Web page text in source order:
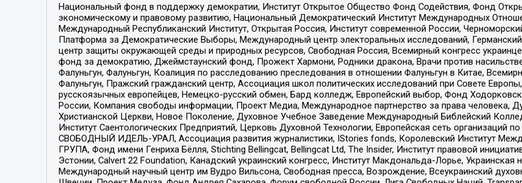
Национальный фонд в поддержку демократии, Институт Открытое Общество Фонд Содействия, Фонд
экономическому и правовому развитию, Национальный Демократический Институт Международных
Международный Республиканский Институт, Открытая Россия, Институт современной России,
Платформа за Демократические Выборы, Международный центр электоральных исследований,
центр защиты окружающей среды и природных ресурсов, Свободная Россия, Всемирный конгресс
фонд за демократию, Джеймстаунский фонд, Прожект Хармони, Родники дракона, Врачи против
Фалуньгун, Фалуньгун, Коалиция по расследованию преследования в отношении Фалуньгун в Китае,
Фалуньгун, Пражский гражданский центр, Ассоциация школ политических исследований при Совете
русскоязычных европейцев, Немецко-русский обмен, Бард колледж, Европейский выбор, Фонд
России, Компания свободы информации, Проект Медиа, Международное партнерство за права человека,
Христианской Церкви, Новое Поколение, Духовное Учебное Заведение Международный Библейский
Институт Саентологических Предприятий, Церковь Духовной Технологии, Европейская сеть
СВОБОДНЫЙ ИДЕЛЬ-УРАЛ, Ассоциация развития журналистики, IStories fonds, Королевский Институт
ГРУПА, Фонд имени Генриха Бёлля, Stichting Bellingcat, Bellingcat Ltd, The Insider, Институт правовой
Эстонии, Calvert 22 Foundation, Канадский украинский конгресс, Институт Макдональда-Лорье,
Международный научный центр им Вудро Вильсона, Свободная пресса, Возрождение, Всеукраинский